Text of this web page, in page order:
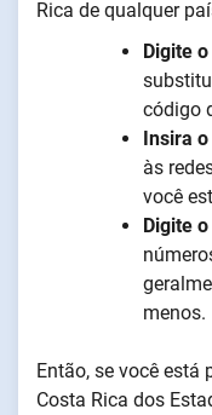
Rica de qualquer
Digite
código
Insira o
às
você
Digite
menos.
Então, se você está
Costa Rica dos